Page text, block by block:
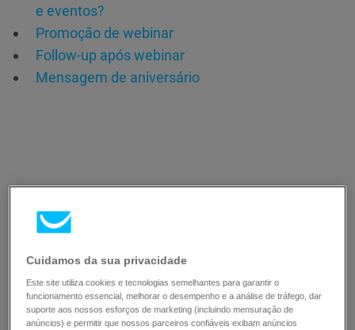
e eventos?
Promoçāo de webinar
Follow-up após webinar
Mensagem de aniversário
Recursos
Cuidamos da sua privacidade
Este site utiliza cookies e tecnologias semelhantes para garantir o
funcionamento essencial, melhorar o desempenho e a análise de tráfego, dar
suporte aos nossos esforços de marketing (incluindo mensuração de
anúncios) e permitir que nossos parceiros confiáveis exibam anúncios